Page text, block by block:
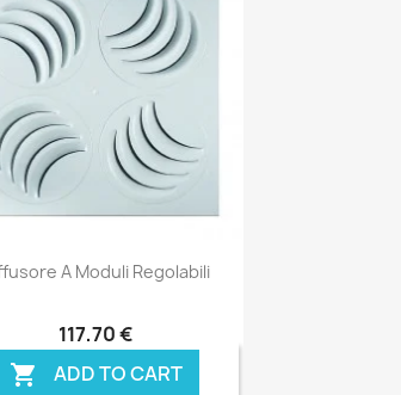
 Anteprima
A Moduli Regolabili
117,70 €
 ADD TO CART